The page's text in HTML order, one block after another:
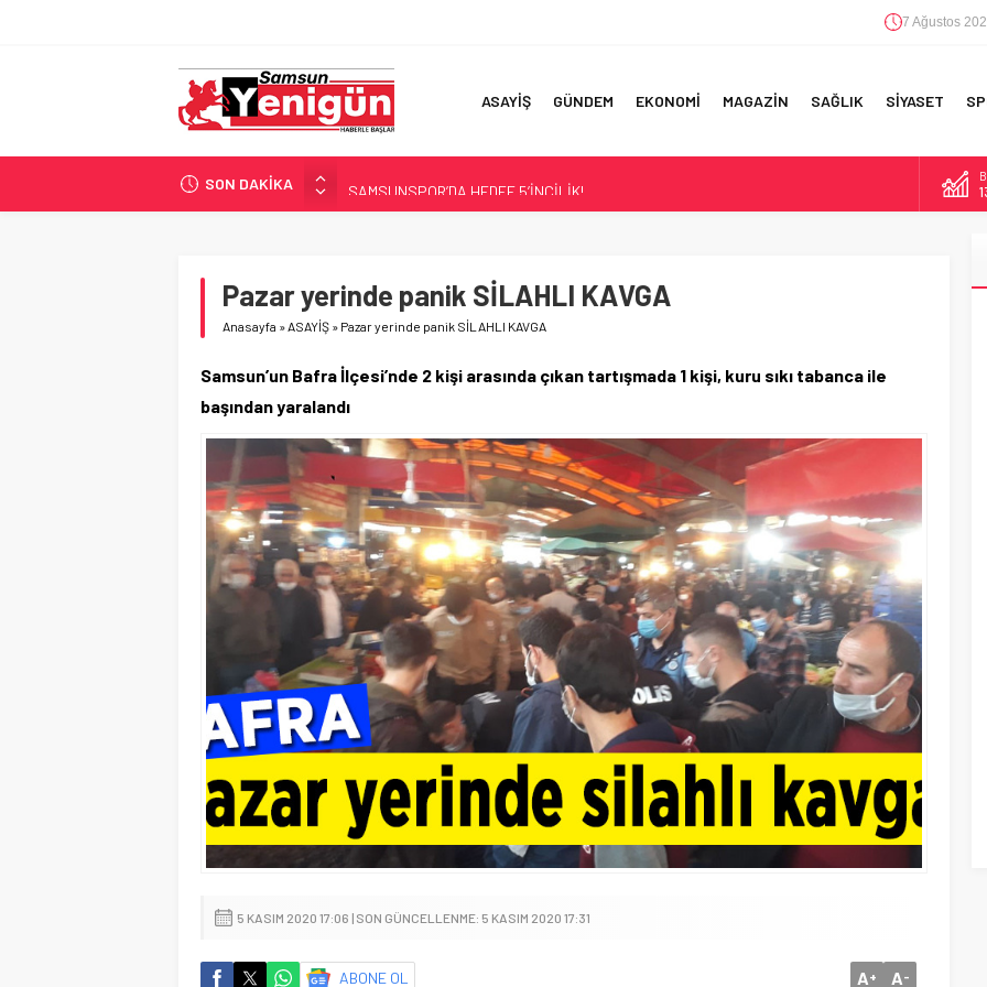
7 Ağustos
ASAYİŞ GÜNDEM EKONOMİ MAGAZİN SAĞLIK SİYASET
SON DAKİKA
SAMSUNSPOR’DA HEDEF 5’İNCİLİK!
‘BAFRA’YA YATIRIM YAPIN!’
YÖNETİCİ SEÇERKEN YAPILAN EN BÜYÜK HATALAR
GERİ SAYIM BAŞLADI
Pazar yerinde panik SİLAHLI KAVGA
Anasayfa »ASAYİŞ » Pazar yerinde panik SİLAHLI KAVGA
Samsun’un Bafra İlçesi’nde 2 kişi arasında çıkan tartışmada 1 kişi, kuru sıkı tabanca ile
başından yaralandı
5 KASIM 2020 17:06 | SON GÜNCELLENME: 5 KASIM 2020 17:31
ABONE OL A+ A-